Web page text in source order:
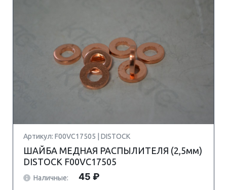
Артикул: F00VC17505 | DISTOCK
ШАЙБА МЕДНАЯ РАСПЫЛИТЕЛЯ (2,5мм)
DISTOCK F00VC17505
Наличные: 45 ₽